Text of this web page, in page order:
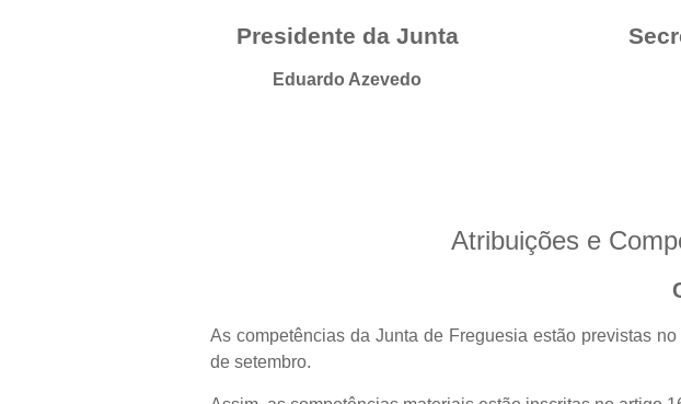
Presidente da Junta
Eduardo Azevedo
Atribuições e
As competências da Junta de Freguesia estão previstas
de setembro.